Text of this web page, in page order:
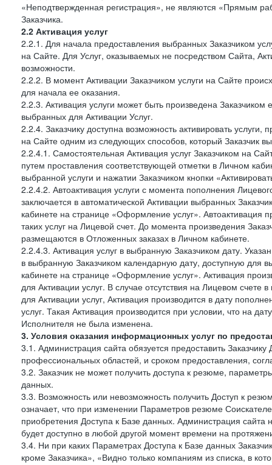
«Неподтвержденная регистрация», не являются «Прямым
Заказчика.
2.2 Активация услуг
2.2.1. Для начала предоставления выбранных Заказчиком
на Сайте. Для Услуг, оказываемых не посредством Сайта,
возможности.
2.2.2. В момент Активации Заказчиком услуги на Сайте
для начала ее оказания.
2.2.3. Активация услуги может быть произведена
выбранных для Активации Услуг.
2.2.4. Заказчику доступна возможность активировать
на Сайте одним из следующих способов, который Заказчик
2.2.4.1. Самостоятельная Активация услуг Заказчиком на
путем проставления соответствующей отметки в Личном
выбранной услуги и нажатии Заказчиком кнопки
2.2.4.2. Автоактивация услуги с момента пополнения
заключается в автоматической Активации выбранных
кабинете на странице «Оформление услуг». Автоактивация
таких услуг на Лицевой счет. До момента произведения
размещаются в Отложенных заказах в Личном кабинете.
2.2.4.3. Активация услуг в выбранную Заказчиком дату.
в выбранную Заказчиком календарную дату, доступную для
кабинете на странице «Оформление услуг». Активация
для Активации услуг. В случае отсутствия на Лицевом
для Активации услуг, Активация производится в дату
услуг. Такая Активация производится при условии, что на
Исполнителя не была изменена.
3. Условия оказания информационных услуг по
3.1. Администрация сайта обязуется предоставить
профессиональных областей, и сроком предоставления,
3.2. Заказчик не может получить доступа к резюме,
данных.
3.3. Возможность или невозможность получить Доступ к
означает, что при изменении Параметров резюме
приобретения Доступа к Базе данных. Администрация
будет доступно в любой другой момент времени на
3.4. Ни при каких Параметрах Доступа к Базе данных
кроме Заказчика», «Видно только компаниям из списка, в